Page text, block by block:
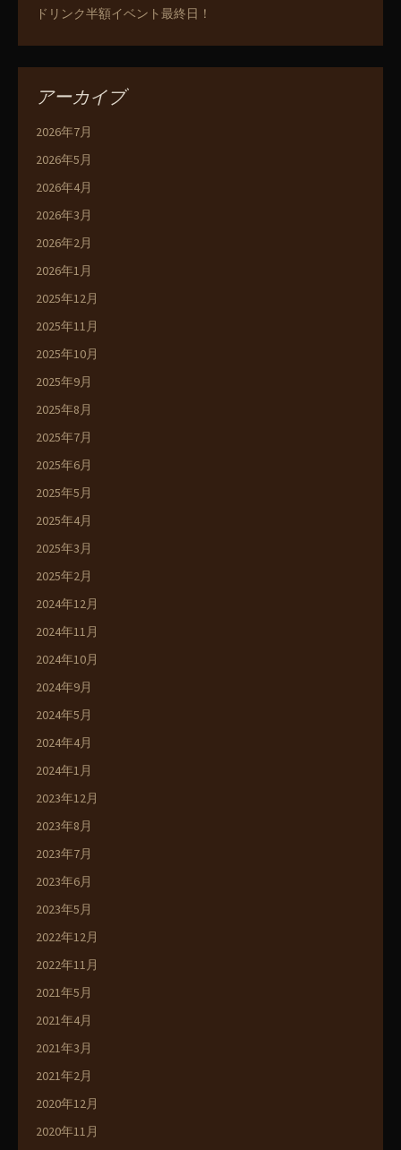
ドリンク半額イベント最終日！
アーカイブ
2026年7月
2026年5月
2026年4月
2026年3月
2026年2月
2026年1月
2025年12月
2025年11月
2025年10月
2025年9月
2025年8月
2025年7月
2025年6月
2025年5月
2025年4月
2025年3月
2025年2月
2024年12月
2024年11月
2024年10月
2024年9月
2024年5月
2024年4月
2024年1月
2023年12月
2023年8月
2023年7月
2023年6月
2023年5月
2022年12月
2022年11月
2021年5月
2021年4月
2021年3月
2021年2月
2020年12月
2020年11月